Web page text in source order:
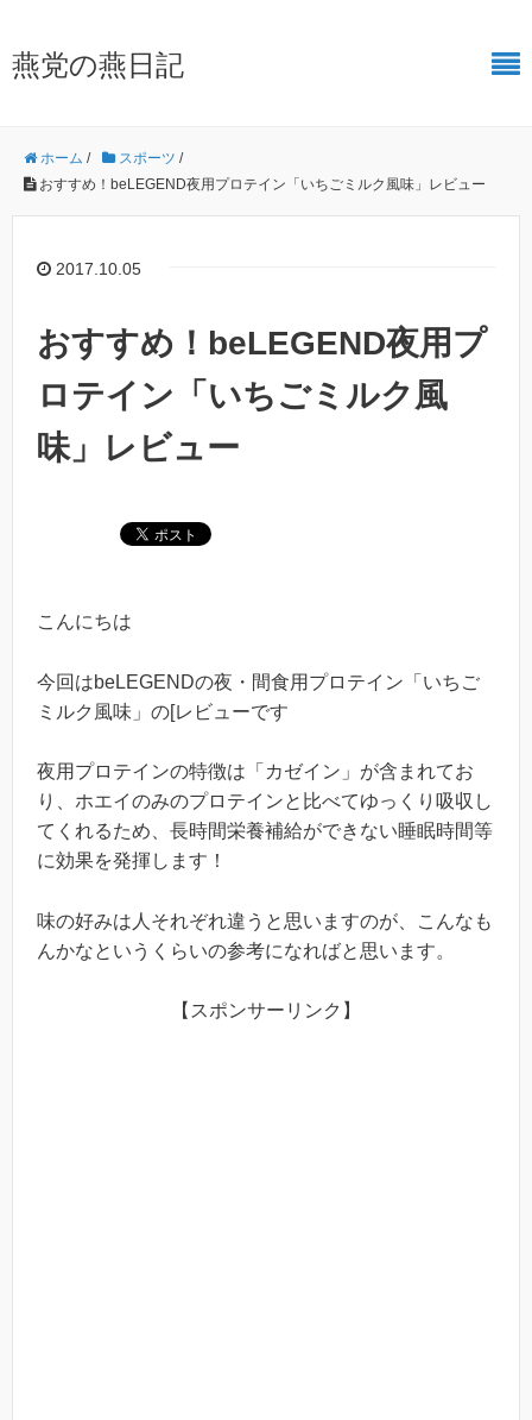
燕党の燕日記
ホーム / スポーツ /
おすすめ！beLEGEND夜用プロテイン「いちごミルク風味」レビュー
2017.10.05
おすすめ！beLEGEND夜用プ
ロテイン「いちごミルク風
味」レビュー
こんにちは
今回はbeLEGENDの夜・間食用プロテイン「いちご
ミルク風味」の[レビューです
夜用プロテインの特徴は「カゼイン」が含まれてお
り、ホエイのみのプロテインと比べてゆっくり吸収し
てくれるため、長時間栄養補給ができない睡眠時間等
に効果を発揮します！
味の好みは人それぞれ違うと思いますのが、こんなも
んかなというくらいの参考になればと思います。
【スポンサーリンク】